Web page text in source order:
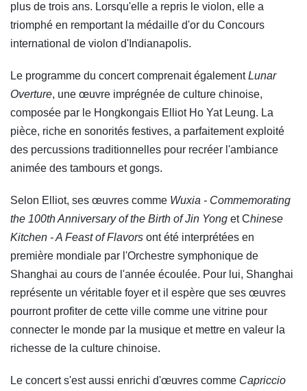
plus de trois ans. Lorsqu'elle a repris le violon, elle a
triomphé en remportant la médaille d'or du Concours
international de violon d'Indianapolis.
Le programme du concert comprenait égalementLunar
Overture, une œuvre imprégnée de culture chinoise,
composée par le Hongkongais Elliot Ho Yat Leung. La
pièce, riche en sonorités festives, a parfaitement exploité
des percussions traditionnelles pour recréer l'ambiance
animée des tambours et gongs.
Selon Elliot, ses œuvres comme Wuxia - Commemorating
the 100th Anniversary of the Birth of Jin Yong et Chinese
Kitchen - A Feast of Flavors ont été interprétées en
première mondiale par l'Orchestre symphonique de
Shanghai au cours de l'année écoulée. Pour lui, Shanghai
représente un véritable foyer et il espère que ses œuvres
pourront profiter de cette ville comme une vitrine pour
connecter le monde par la musique et mettre en valeur la
richesse de la culture chinoise.
Le concert s'est aussi enrichi d'œuvres comme Capriccio